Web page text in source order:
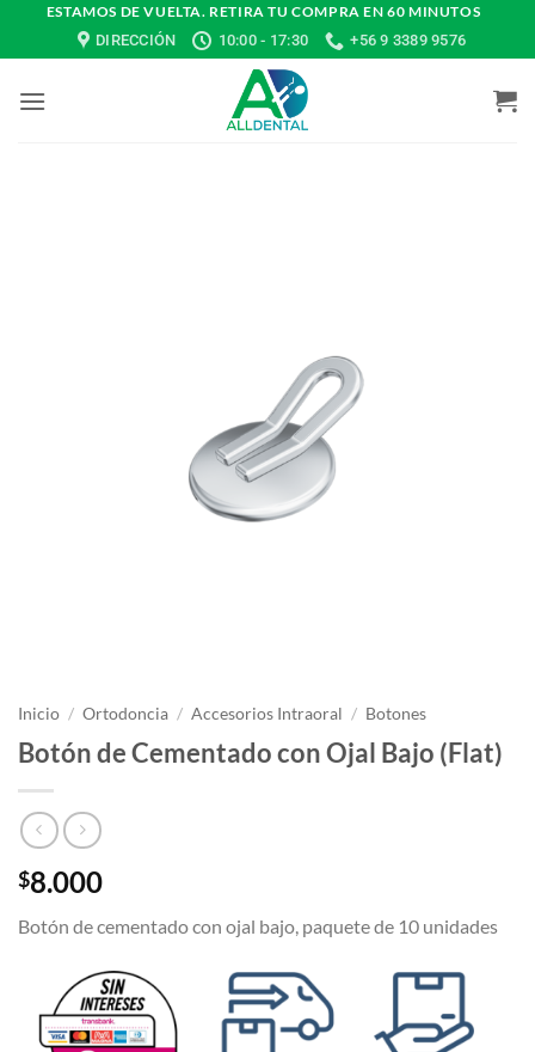
ESTAMOS DE VUELTA. RETIRA TU COMPRA EN 60 MINUTOS
DIRECCIÓN
10:00 - 17:30 +56 9 3389 9576
Inicio / Ortodoncia / Accesorios Intraoral / Botones
Botón de Cementado con Ojal Bajo (Flat)
$8.000
Botón de cementado con ojal bajo, paquete de 10 unidades